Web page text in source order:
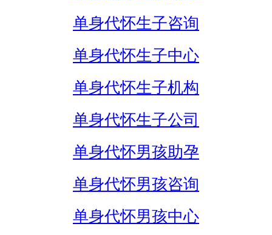
单身代怀生子咨询
单身代怀生子中心
单身代怀生子机构
单身代怀生子公司
单身代怀男孩助孕
单身代怀男孩咨询
单身代怀男孩中心